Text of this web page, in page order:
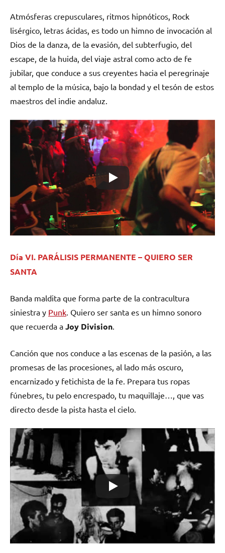
Atmósferas crepusculares, ritmos hipnóticos, Rock
lisérgico, letras ácidas, es todo un himno de invocación al
Dios de la danza, de la evasión, del subterfugio, del
escape, de la huida, del viaje astral como acto de fe
jubilar, que conduce a sus creyentes hacia el peregrinaje
al templo de la música, bajo la bondad y el tesón de estos
maestros del indie andaluz.
Día VI. PARÁLISIS PERMANENTE – QUIERO SER
SANTA
Banda maldita que forma parte de la contracultura
siniestra y Punk . Quiero ser santa es un himno sonoro
que recuerda a Joy Division
Canción que nos conduce a las escenas de la pasión, a las
promesas de las procesiones, al lado más oscuro,
encarnizado y fetichista de la fe. Prepara tus ropas
fúnebres, tu pelo encrespado, tu maquillaje…, que vas
directo desde la pista hasta el cielo.